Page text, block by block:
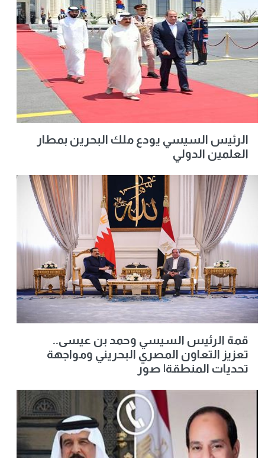
الرئيس السيسي يودع ملك البحرين بمطار
العلمين الدولي
قمة الرئيس السيسي وحمد بن عيسى..
تعزيز التعاون المصري البحريني ومواجهة
تحديات المنطقة| صور